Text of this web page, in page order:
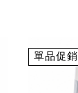
單品促銷